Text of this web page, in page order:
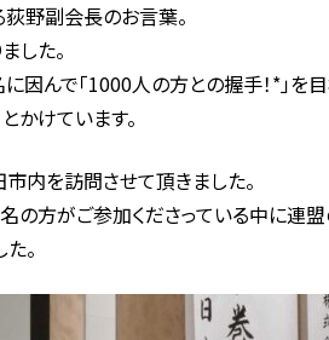
野副会長のお言葉。
した。
んで「1000人の方との握手！*」を目
かけています。
内を訪問させて頂きました。
方がご参加くださっている中に連盟
。